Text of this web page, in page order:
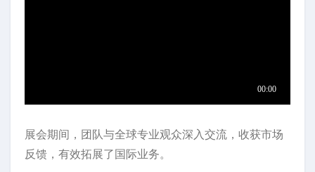
展会期间，团队与全球专业观众深入交流，收获市场
反馈，有效拓展了国际业务。